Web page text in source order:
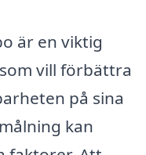
är en viktig
vill förbättra
på sina
kan